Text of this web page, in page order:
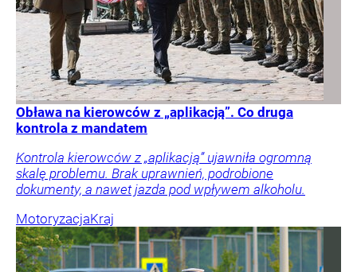
Obława na kierowców z „aplikacją”. Co druga
kontrola z mandatem
Kontrola kierowców z „aplikacją” ujawniła ogromną
skalę problemu. Brak uprawnień, podrobione
dokumenty, a nawet jazda pod wpływem alkoholu.
MotoryzacjaKraj